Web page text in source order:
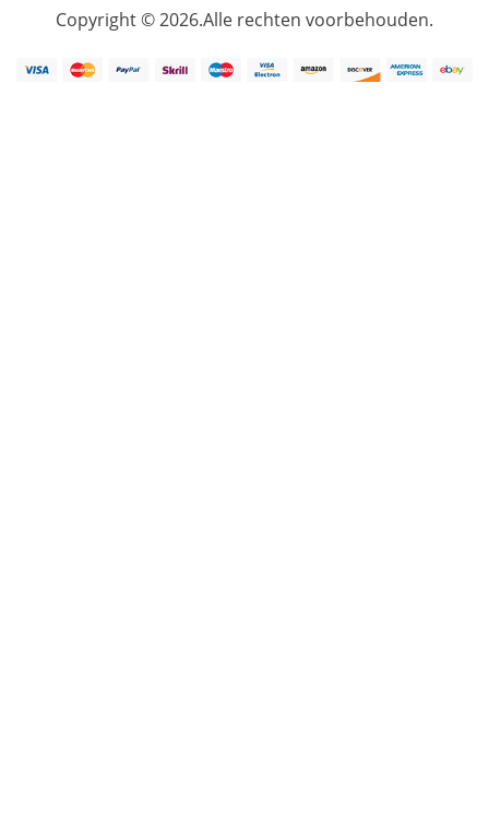
Copyright © 2026.Alle rechten voorbehouden.